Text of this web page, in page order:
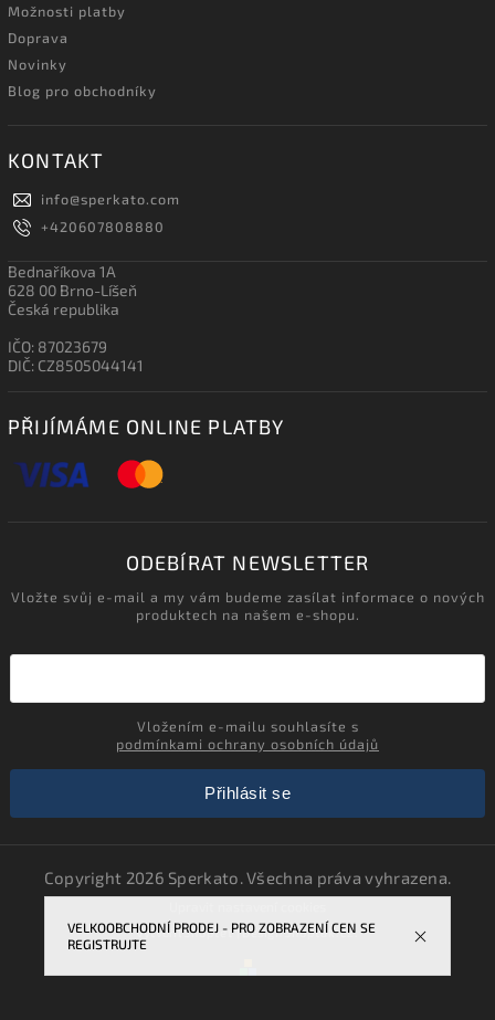
VELKOOBCHODNÍ PRODEJ - PRO ZOBRAZENÍ CEN SE
REGISTRUJTE
Možnosti platby
Doprava
Novinky
Blog pro obchodníky
KONTAKT
info@sperkato.com
+420607808880
Bednaříkova 1A
628 00 Brno-Líšeň
Česká republika
IČO: 87023679
DIČ: CZ8505044141
PŘIJÍMÁME ONLINE PLATBY
ODEBÍRAT NEWSLETTER
Vložte svůj e-mail a my vám budeme zasílat informace o nových
produktech na našem e-shopu.
podmínkami ochrany osobních údajů
Přihlásit se
Copyright 2026 Sperkato. Všechna práva vyhrazena.
VytvořilShoptet| DesignShoptak.cz.